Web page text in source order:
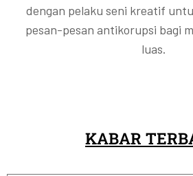
dengan pelaku seni kreatif
pesan-pesan antikorupsi bagi
luas.
KABAR